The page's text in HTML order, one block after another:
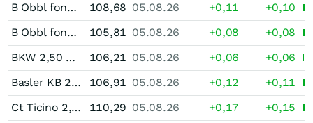
B Obbl fond Ist 2,25 % bis 08/32
108,68 05.08.26 +0,11
+0,10
B Obbl fond Ist 1,875 % bis 09/31
105,81 05.08.26 +0,08
+0,08
BKW 2,50 % bis 10/30
106,21 05.08.26 +0,06
+0,06
Basler KB 2,00 % bis 11/32
106,91 05.08.26 +0,12
+0,11
Ct Ticino 2,125 % bis 11/34
110,29 05.08.26 +0,17
+0,15